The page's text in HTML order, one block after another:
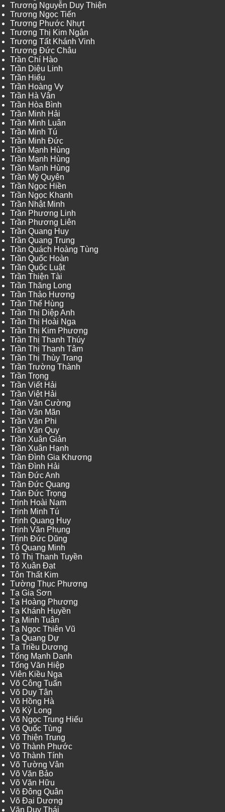
Trương Nguyễn Duy Thiện
Trương Ngọc Tiến
Trương Phước Nhựt
Trương Thị Kim Ngân
Trương Tất Khánh Vinh
Trương Đức Châu
Trần Chí Hào
Trần Diệu Linh
Trần Hiếu
Trần Hoàng Vy
Trần Hà Vân
Trần Hòa Bình
Trần Minh Hải
Trần Minh Luân
Trần Minh Tú
Trần Minh Đức
Trần Mạnh Hùng
Trần Mạnh Hùng
Trần Mạnh Hùng
Trần Mỹ Quyên
Trần Ngọc Hiền
Trần Ngọc Khanh
Trần Nhật Minh
Trần Phương Linh
Trần Phương Liên
Trần Quang Huy
Trần Quang Trung
Trần Quách Hoàng Tùng
Trần Quốc Hoàn
Trần Quốc Luật
Trần Thiện Tài
Trần Thăng Long
Trần Thảo Hương
Trần Thế Hùng
Trần Thị Diệp Anh
Trần Thị Hoài Nga
Trần Thị Kim Phương
Trần Thị Thanh Thúy
Trần Thị Thanh Tâm
Trần Thị Thùy Trang
Trần Trường Thành
Trần Trọng
Trần Viết Hải
Trần Việt Hải
Trần Văn Cường
Trần Văn Mãn
Trần Văn Phi
Trần Văn Quy
Trần Xuân Giản
Trần Xuân Hạnh
Trần Đình Gia Khương
Trần Đình Hải
Trần Đức Anh
Trần Đức Quang
Trần Đức Trọng
Trịnh Hoài Nam
Trịnh Minh Tú
Trịnh Quang Huy
Trịnh Văn Phụng
Trịnh Đức Dũng
Tô Quang Minh
Tô Thị Thanh Tuyền
Tô Xuân Đạt
Tôn Thất Kim
Tường Thục Phương
Tạ Gia Sơn
Tạ Hoàng Phương
Tạ Khánh Huyền
Tạ Minh Tuân
Tạ Ngọc Thiên Vũ
Tạ Quang Dự
Tạ Triều Dương
Tống Mạnh Danh
Tống Văn Hiệp
Viên Kiều Nga
Võ Công Tuấn
Võ Duy Tân
Võ Hồng Hà
Võ Kỳ Long
Võ Ngọc Trung Hiếu
Võ Quốc Tùng
Võ Thiện Trung
Võ Thành Phước
Võ Thành Tính
Võ Tường Vân
Võ Văn Bảo
Võ Văn Hữu
Võ Đông Quân
Võ Đại Dương
Văn Duy Thái